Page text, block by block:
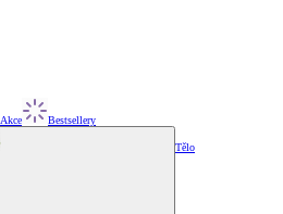
Akce Bestsellery
Tělo